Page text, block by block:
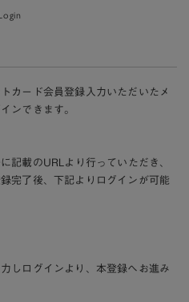
カード会員登録入力いただいたメ
ンできます。
記載のURLより行っていただき、
完了後、下記よりログインが可能
しログインより、本登録へお進み